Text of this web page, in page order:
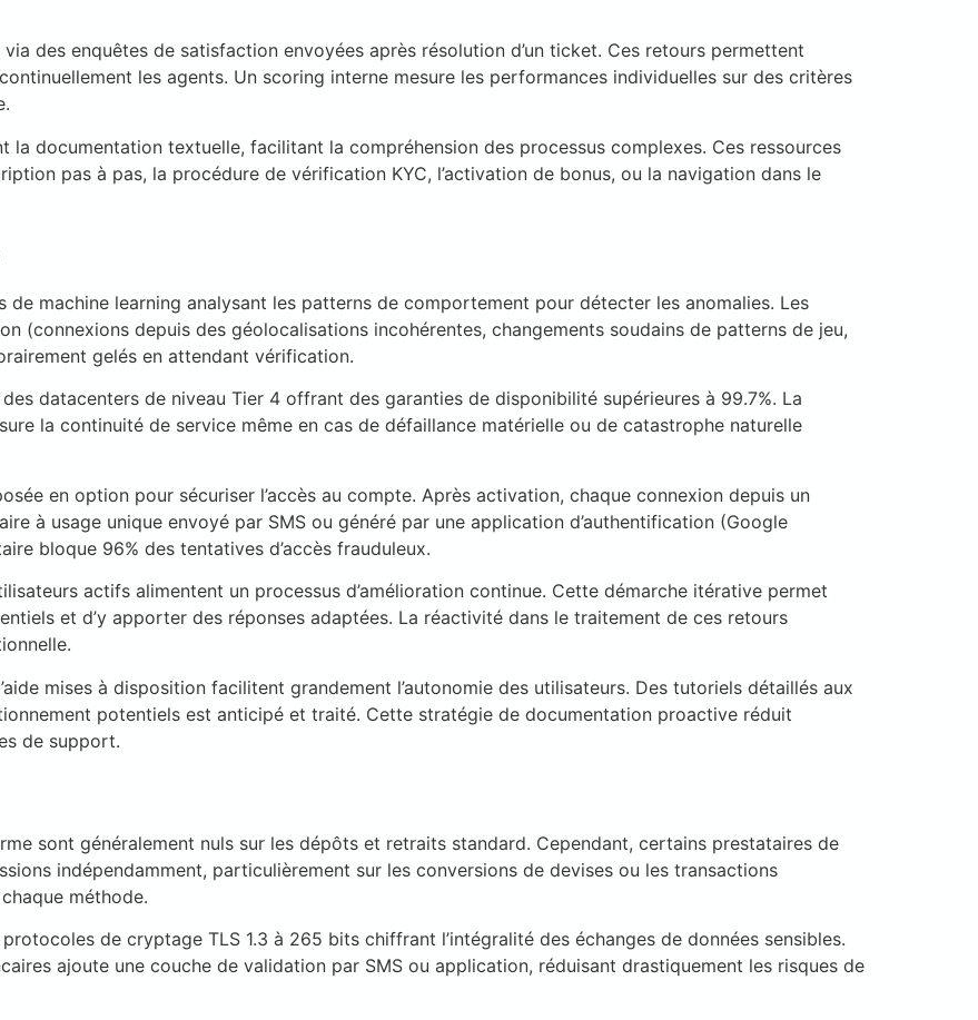
des enquêtes de satisfaction envoyées après résolution d’un ticket. Ces retours permettent
les agents. Un scoring interne mesure les performances individuelles sur des critères
documentation textuelle, facilitant la compréhension des processus complexes. Ces ressources
pas à pas, la procédure de vérification KYC, l’activation de bonus, ou la navigation dans le
machine learning analysant les patterns de comportement pour détecter les anomalies. Les
(connexions depuis des géolocalisations incohérentes, changements soudains de patterns de jeu,
gelés en attendant vérification.
datacenters de niveau Tier 4 offrant des garanties de disponibilité supérieures à 99.7%. La
la continuité de service même en cas de défaillance matérielle ou de catastrophe naturelle
en option pour sécuriser l’accès au compte. Après activation, chaque connexion depuis un
à usage unique envoyé par SMS ou généré par une application d’authentification (Google
bloque 96% des tentatives d’accès frauduleux.
actifs alimentent un processus d’amélioration continue. Cette démarche itérative permet
et d’y apporter des réponses adaptées. La réactivité dans le traitement de ces retours
mises à disposition facilitent grandement l’autonomie des utilisateurs. Des tutoriels détaillés aux
potentiels est anticipé et traité. Cette stratégie de documentation proactive réduit
de support.
sont généralement nuls sur les dépôts et retraits standard. Cependant, certains prestataires de
indépendamment, particulièrement sur les conversions de devises ou les transactions
méthode.
de cryptage TLS 1.3 à 265 bits chiffrant l’intégralité des échanges de données sensibles.
ajoute une couche de validation par SMS ou application, réduisant drastiquement les risques de